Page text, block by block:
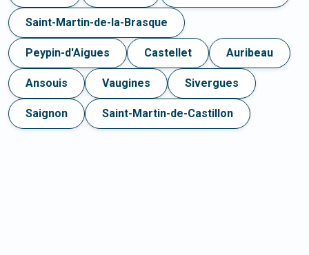
Saint-Martin-de-la-Brasque
Peypin-d'Aigues Castellet Auribeau
Ansouis Vaugines Sivergues
Saignon Saint-Martin-de-Castillon